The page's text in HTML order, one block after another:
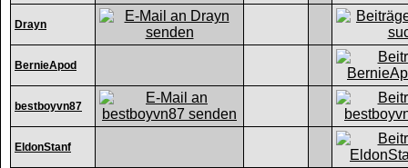
Drayn
BernieApod
bestboyvn87
EldonStanf